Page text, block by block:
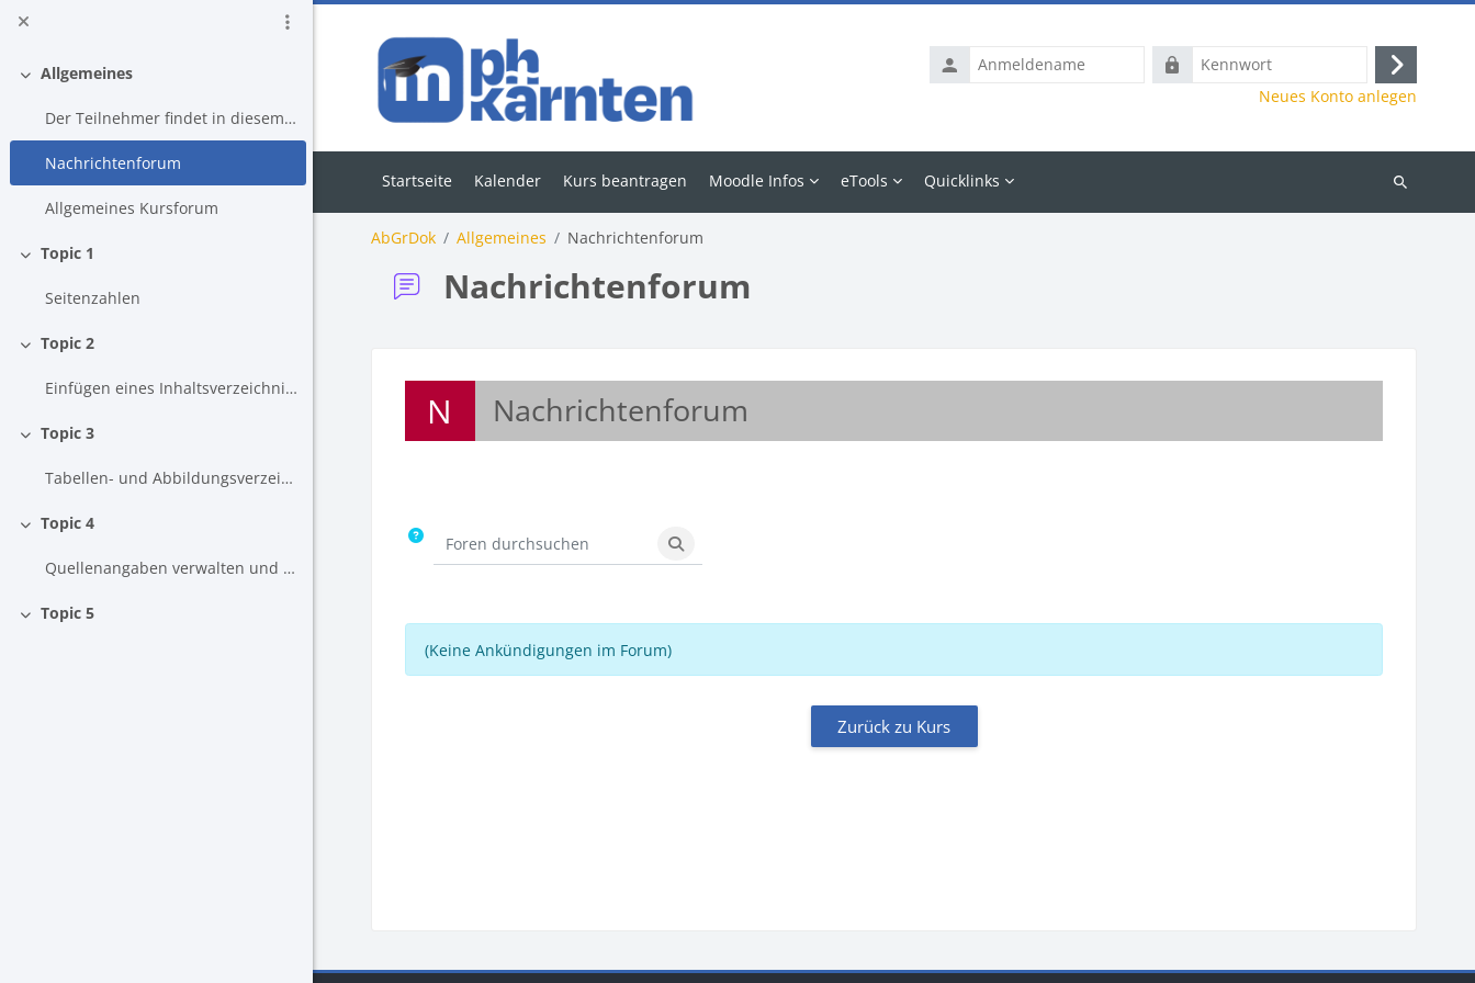
Zum Hauptinhalt
Einklappen
Allgemeines
Der Teilnehmer findet in diesem Kurs wichtige Info...
Nachrichtenforum
Allgemeines Kursforum
Einklappen
Topic 1
Seitenzahlen
Einklappen
Topic 2
Einfügen eines Inhaltsverzeichnisses
Einklappen
Topic 3
Tabellen- und Abbildungsverzeichnis
Einklappen
Topic 4
Quellenangaben verwalten und Literaturverzeichnis erstellen
Einklappen
Topic 5
Anmeldename
Kennwort
Anmelden
Neues Konto anlegen
Startseite Kalender Kurs beantragen Moodle Infos eTools Quicklinks
Kurse
AbGrDok Allgemeines Nachrichtenforum
Nachrichtenforum
Abschlussbedingungen
Nachrichtenforum
N
Foren durchsuchen
Foren durchsuchen
(Keine Ankündigungen im Forum)
Zurück zu Kurs